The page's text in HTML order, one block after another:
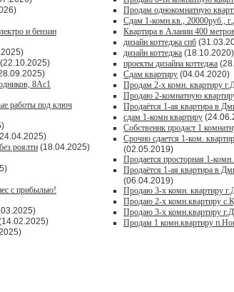
и бензин
(22.10.2025)
8Ас1
работы под ключ
роялти (18.04.2025)
с прибылью!
Продам однокомнатную
Сдам 1-комн.кв., 20000руб.,
Квартира в Алании 400
дизайн коттеджа спб
дизайн коттеджа (18.10.2020)
проекты дизайна коттеджа
Сдам квартиру (04.04.2020)
Продам 2-х комн. квартиру
Продаю 2-комнатную
Продаётся 1-ая квартира в
сдам 1-комн квартиру
Собственик продаст 1
Срочно сдается 1-ком.
(02.05.2019)
Продается просторная 1-
Продаётся 1-ая квартира в
(06.04.2019)
Продаю 3-х комн. квартиру
Продаю 2-х комн.квартиру
Продаю 3-х комн.квартиру
Продам 1 комн.квартиру